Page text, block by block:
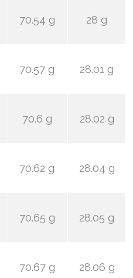
70.54 g 28 g
70.57 g 28.01 g
70.6 g 28.02 g
70.62 g 28.04 g
70.65 g 28.05 g
70.67 g 28.06 g